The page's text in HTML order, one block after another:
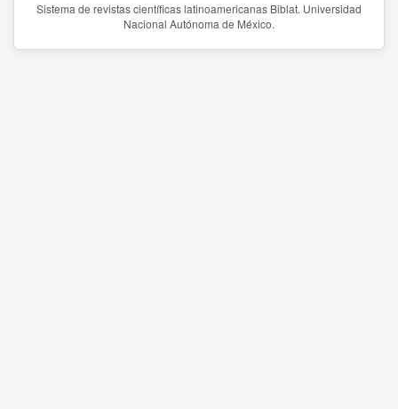
Sistema de revistas científicas latinoamericanas Biblat. Universidad
Nacional Autónoma de México.